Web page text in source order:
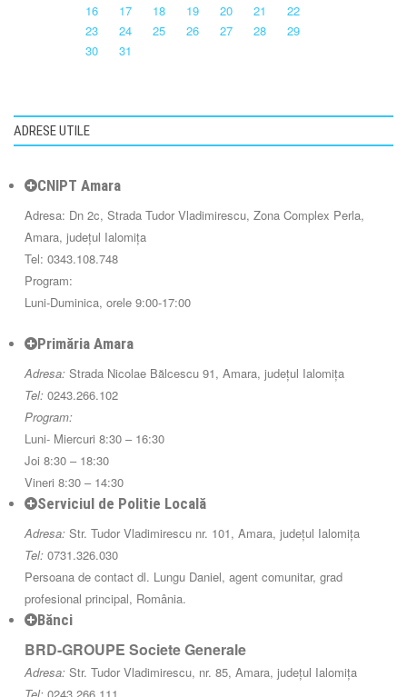
16
17 18 19 20 21
22
23
24 25 26 27 28
29
30
31
ADRESE UTILE
CNIPT Amara
Adresa: Dn 2c, Strada Tudor Vladimirescu, Zona Complex Perla,
Amara, județul Ialomița
Tel: 0343.108.748
Program:
Luni-Duminica, orele 9:00-17:00
Primăria Amara
Adresa: Strada Nicolae Bălcescu 91, Amara, județul Ialomița
Tel: 0243.266.102
Program:
Luni- Miercuri 8:30 – 16:30
Joi 8:30 – 18:30
Vineri 8:30 – 14:30
Serviciul de Politie Locală
Adresa: Str. Tudor Vladimirescu nr. 101, Amara, județul Ialomița
Tel: 0731.326.030
Persoana de contact dl. Lungu Daniel, agent comunitar, grad
profesional principal, România.
Bănci
BRD-GROUPE Societe Generale
Adresa: Str. Tudor Vladimirescu, nr. 85, Amara, județul Ialomița